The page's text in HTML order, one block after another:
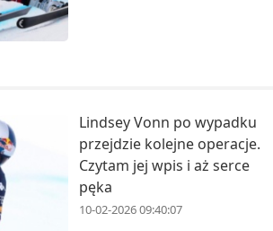
Lindsey Vonn po wypadku
przejdzie kolejne operacje.
Czytam jej wpis i aż serce
pęka
10-02-2026 09:40:07